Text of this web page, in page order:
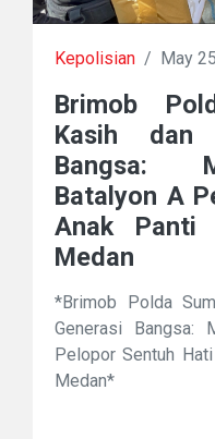
Kepolisian / May
Brimob
Kasih dan
Bangsa:
Batalyon A
Anak Panti
Medan
*Brimob Polda
Generasi Bangsa:
Pelopor Sentuh
Medan*